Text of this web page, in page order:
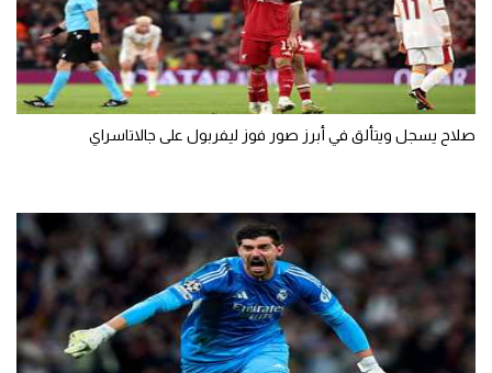
صلاح يسجل ويتألق في أبرز صور فوز ليفربول على جالاتاسراي